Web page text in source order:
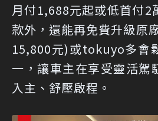
月付1,688元起或低首付2
款外，還能再免費升級原
15,800元)或tokuyo多會
一，讓車主在享受靈活駕
入主、舒壓啟程。